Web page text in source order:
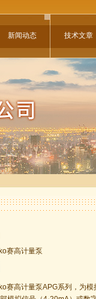
新闻动态 技术文章
赛高计量泵
赛高计量泵APG系列，为